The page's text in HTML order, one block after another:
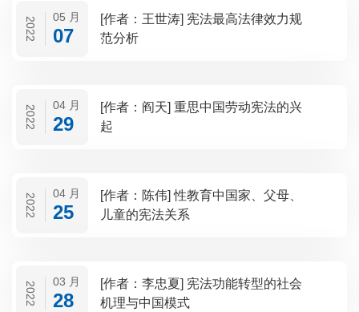
2022 05 月
07
[作者：王世涛] 宪法最高法律效力规
范分析
2022 04 月
29
[作者：阎天] 重思中国劳动宪法的兴
起
2022 04 月
25
[作者：陈伟] 性教育中国家、父母、
儿童的宪法关系
2022 03 月
28
[作者：李忠夏] 宪法功能转型的社会
机理与中国模式